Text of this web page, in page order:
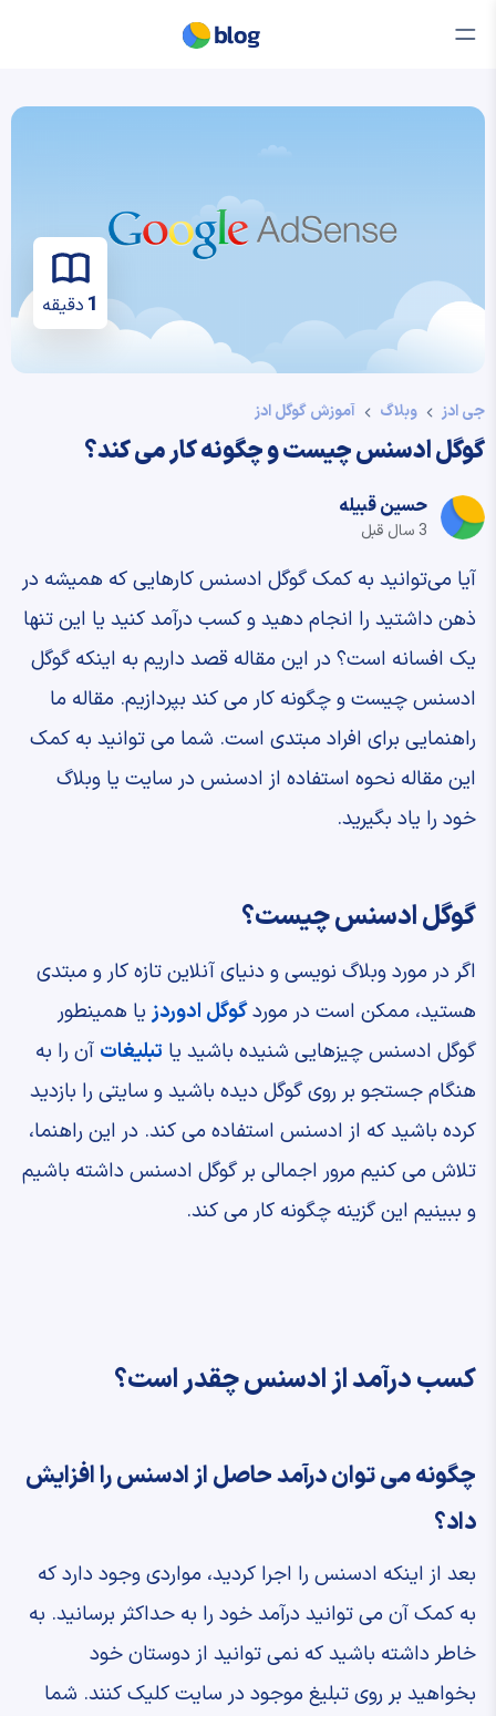
1 دقیقه
جی ادز وبلاگ آموزش گوگل ادز
گوگل ادسنس چیست و چگونه کار می کند؟
حسین قبیله
3 سال قبل
آیا می‌توانید به کمک گوگل ادسنس کارهایی که همیشه در
ذهن داشتید را انجام دهید و کسب درآمد کنید یا این تنها
یک افسانه است؟ در این مقاله قصد داریم به اینکه گوگل
ادسنس چیست و چگونه کار می کند بپردازیم. مقاله ما
راهنمایی برای افراد مبتدی است. شما می توانید به کمک
این مقاله نحوه استفاده از ادسنس در سایت یا وبلاگ
خود را یاد بگیرید.
گوگل ادسنس چیست؟
اگر در مورد وبلاگ نویسی و دنیای آنلاین تازه کار و مبتدی
هستید، ممکن است در موردگوگل ادوردزیا همینطور
گوگل ادسنس چیزهایی شنیده باشید یا تبلیغاتآن را به
هنگام جستجو بر روی گوگل دیده باشید و سایتی را بازدید
کرده باشید که از ادسنس استفاده می کند. در این راهنما،
تلاش می کنیم مرور اجمالی بر گوگل ادسنس داشته باشیم
و ببینیم این گزینه چگونه کار می کند.
کسب درآمد از ادسنس چقدر است؟
چگونه می توان درآمد حاصل از ادسنس را افزایش
داد؟
بعد از اینکه ادسنس را اجرا کردید، مواردی وجود دارد که
به کمک آن می توانید درآمد خود را به حداکثر برسانید. به
خاطر داشته باشید که نمی توانید از دوستان خود
بخواهید بر روی تبلیغ موجود در سایت کلیک کنند. شما